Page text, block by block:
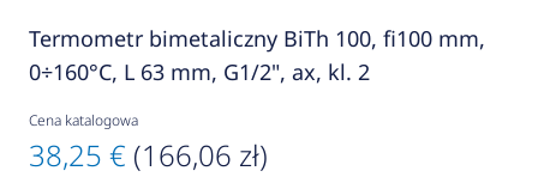
Termometr bimetaliczny BiTh 100, fi100 mm,
0÷160°C, L 63 mm, G1/2", ax, kl. 2
Cena katalogowa
38,25 € (166,06 zł)